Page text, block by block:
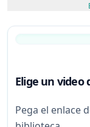
Elige un video
Pega el enlace